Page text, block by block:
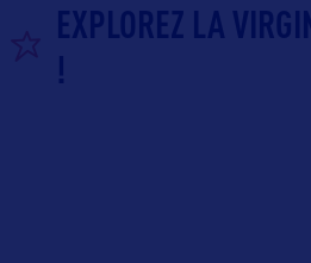
EXPLOREZ LA
!